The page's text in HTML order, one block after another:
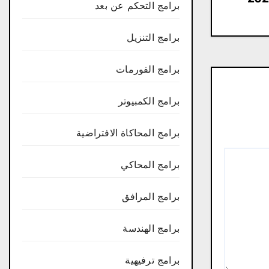
برامج التحكم عن بعد
برامج التنزيل
برامج الفورمات
برامج الكمبيوتر
برامج المحاكاة الافتراضية
برامج المحاكي
برامج المرافق
برامج الهندسة
برامج ترفيهية